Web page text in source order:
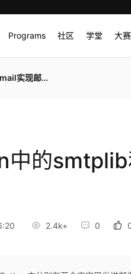
Programs 社区 学堂 大赛
现邮件发送
中的
2.4k+ 0